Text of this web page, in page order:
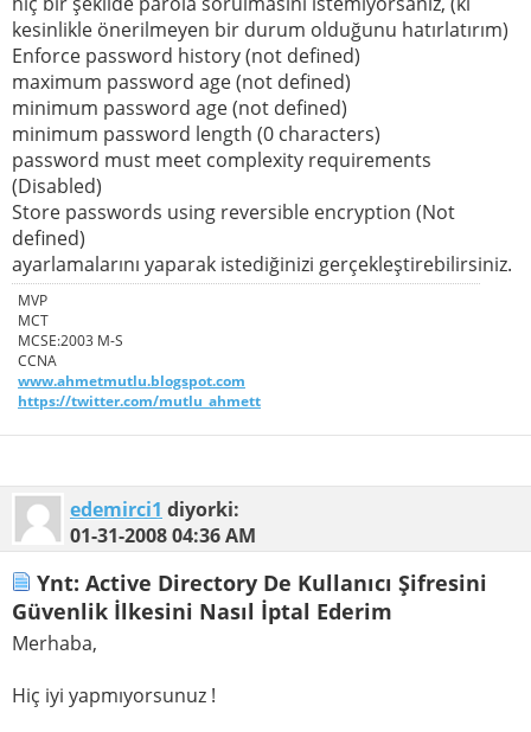
kesinlikle önerilmeyen bir durum olduğunu hatırlatırım)
Enforce password history (not defined)
maximum password age (not defined)
minimum password age (not defined)
minimum password length (0 characters)
password must meet complexity requirements
(Disabled)
Store passwords using reversible encryption (Not
defined)
ayarlamalarını yaparak istediğinizi gerçekleştirebilirsiniz.
MVP
MCT
MCSE:2003 M-S
CCNA
www.ahmetmutlu.blogspot.com
https://twitter.com/mutlu_ahmett
edemirci1 diyorki:
01-31-200804:36 AM
Ynt: Active Directory De Kullanıcı Şifresini
Güvenlik İlkesini Nasıl İptal Ederim
Merhaba,
Hiç iyi yapmıyorsunuz !